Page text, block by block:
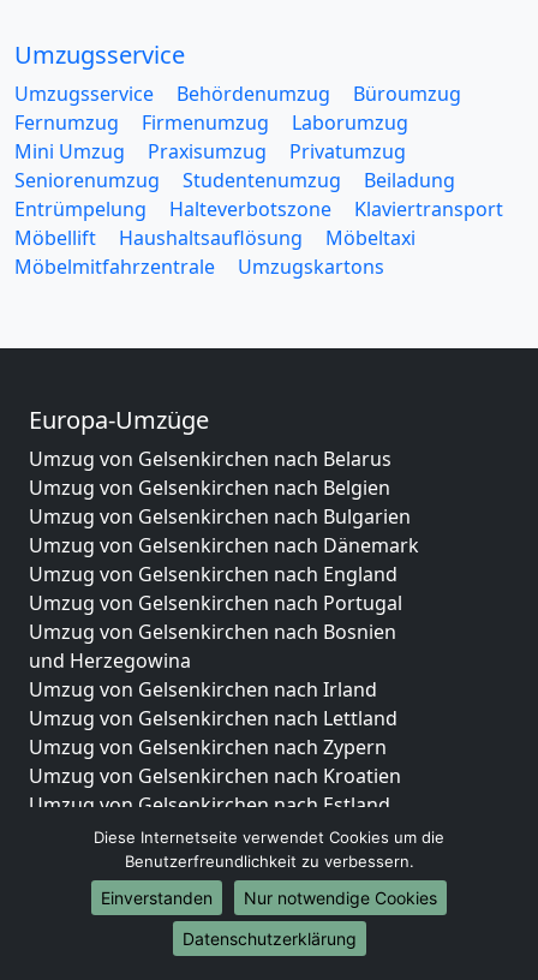
Umzugsservice
Umzugsservice Behördenumzug
Büroumzug
Fernumzug
Firmenumzug
Laborumzug
Mini Umzug
Praxisumzug
Privatumzug
Seniorenumzug
Studentenumzug
Beiladung
Entrümpelung
Halteverbotszone
Klaviertransport
Möbellift
Haushaltsauflösung
Möbeltaxi
Möbelmitfahrzentrale
Umzugskartons
Europa-Umzüge
Umzug von Gelsenkirchen nach Belarus
Umzug von Gelsenkirchen nach Belgien
Umzug von Gelsenkirchen nach Bulgarien
Umzug von Gelsenkirchen nach Dänemark
Umzug von Gelsenkirchen nach England
Umzug von Gelsenkirchen nach Portugal
Umzug von Gelsenkirchen nach Bosnien
und Herzegowina
Umzug von Gelsenkirchen nach Irland
Umzug von Gelsenkirchen nach Lettland
Umzug von Gelsenkirchen nach Zypern
Umzug von Gelsenkirchen nach Kroatien
Umzug von Gelsenkirchen nach Estland
Umzug von Gelsenkirchen nach Finnland
Umzug von Gelsenkirchen nach Frankreich
Umzug von Gelsenkirchen nach Griechenland
Umzug von Gelsenkirchen nach Italien
Umzug von Gelsenkirchen nach Liechtenstein
Diese Internetseite verwendet Cookies um die
Benutzerfreundlichkeit zu verbessern.
Einverstanden
Nur notwendige Cookies
Datenschutzerklärung